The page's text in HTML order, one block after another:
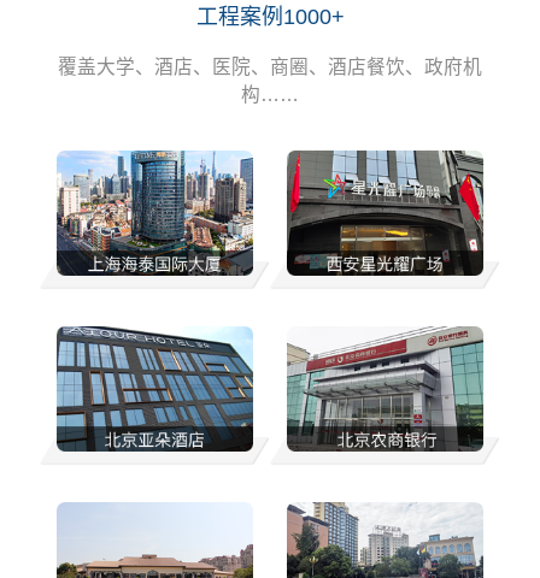
工程案例1000+
覆盖大学、酒店、医院、商圈、酒店餐饮、政府机
构……